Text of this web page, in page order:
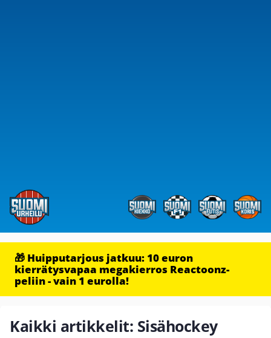
🎁 Huipputarjous jatkuu: 10 euron
kierrätysvapaa megakierros Reactoonz-
peliin - vain 1 eurolla!
Kaikki artikkelit: Sisähockey